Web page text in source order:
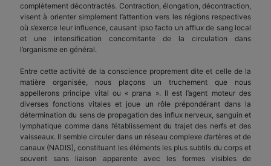
complètement décontractés. Contraction, élongation, décontraction,
visent à orienter simplement l’attention vers les régions respectives
où s’exerce leur influence, causant ipso facto un afflux de sang local
et une intensification concomitante de la circulation dans
l’organisme en général.
Entre cette activité de la conscience proprement dite et celle de la
matière organisée, nous plaçons un truchement que nous
appellerons principe vital ou « prana ». Il est l’agent moteur des
diverses fonctions vitales et joue un rôle prépondérant dans la
détermination du sens de propagation des influx nerveux, sanguin et
lymphatique comme dans l’établissement du trajet des nerfs et des
vaisseaux. Il semble circuler dans un réseau complexe d’artères et de
canaux (NADIS), constituant les éléments les plus subtils du corps et
souvent sans liaison apparente avec les formes visibles de